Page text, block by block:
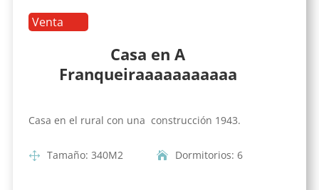
Venta
Casa en A
Franqueiraaaaaaaaaaa
Casa en el rural con una construcción 1943.
Tamaño: 340M2 Dormitorios: 6